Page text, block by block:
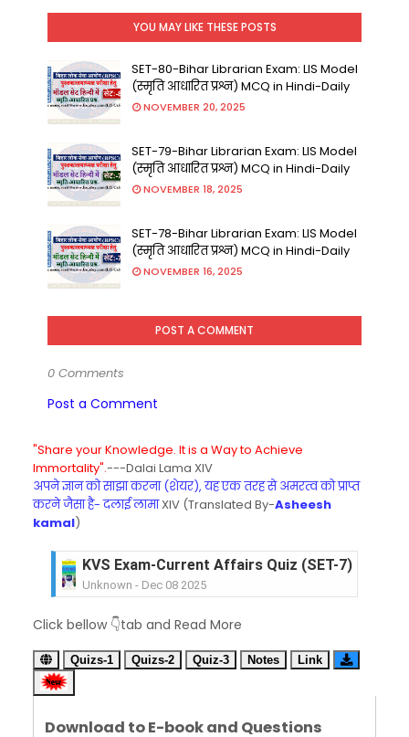
YOU MAY LIKE THESE POSTS
SET-80-Bihar Librarian Exam: LIS Model
(स्मृति आधारित प्रश्न) MCQ in Hindi-Daily
NOVEMBER 20, 2025
SET-79-Bihar Librarian Exam: LIS Model
(स्मृति आधारित प्रश्न) MCQ in Hindi-Daily
NOVEMBER 18, 2025
SET-78-Bihar Librarian Exam: LIS Model
(स्मृति आधारित प्रश्न) MCQ in Hindi-Daily
NOVEMBER 16, 2025
POST A COMMENT
0 Comments
Post a Comment
"Share your Knowledge. It is a Way to Achieve
Immortality".---Dalai Lama XIV
अपने ज्ञान को साझा करना (शेयर), यह एक तरह से अमरत्व को प्राप्त
करने जैसा है- दलाई लामाXIV (Translated By-Asheesh
kamal)
KVS Exam-Current Affairs Quiz (SET-7) in Hindi
Unknown Dec 08 2025
KVS Exam-Current Affairs Quiz (SET-6) in
Unknown- Dec 07 2025
Unknown-Dec 06 2025
KVS Exam-Current Affairs Quiz (SET-3) in Hindi
Click bellow 👇tab and Read More
Quizs-1 Quizs-2 Quiz-3 Notes Link
Download to E-book and Questions